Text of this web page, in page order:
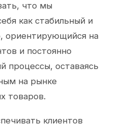
что мы
как стабильный и
ориентирующийся на
и постоянно
процессы, оставаясь
на рынке
товаров.
клиентов